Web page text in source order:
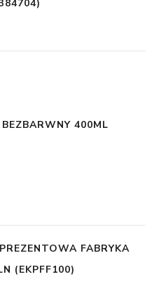
400ML
FABRYKA
(EKPFF100)